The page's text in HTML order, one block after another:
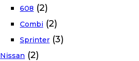
608 (2)
Combi (2)
Sprinter (3)
Nissan (2)